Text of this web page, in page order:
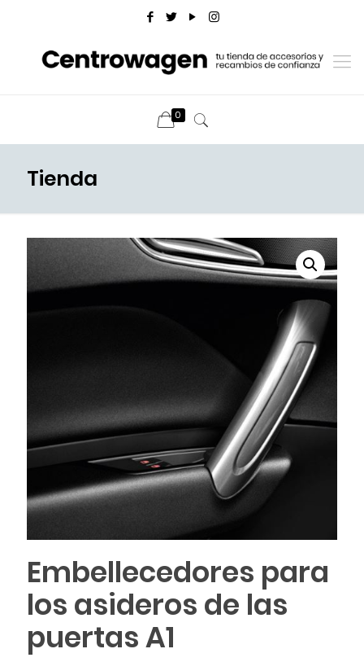
0
Tienda
Embellecedores para
los asideros de las
puertas A1